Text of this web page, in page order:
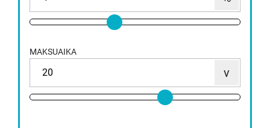
MAKSUAIKA